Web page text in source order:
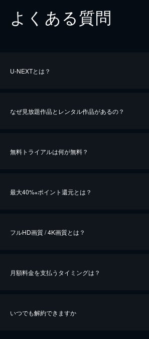
よくある質問
U-NEXTとは？
なぜ見放題作品とレンタル作品があるの？
無料トライアルは何が無料？
最大40%※ポイント還元とは？
※40％ポイント還元の対象は、クレジットカード決済による
フルHD画質 / 4K画質とは？
月額料金を支払うタイミングは？
いつでも解約できますか